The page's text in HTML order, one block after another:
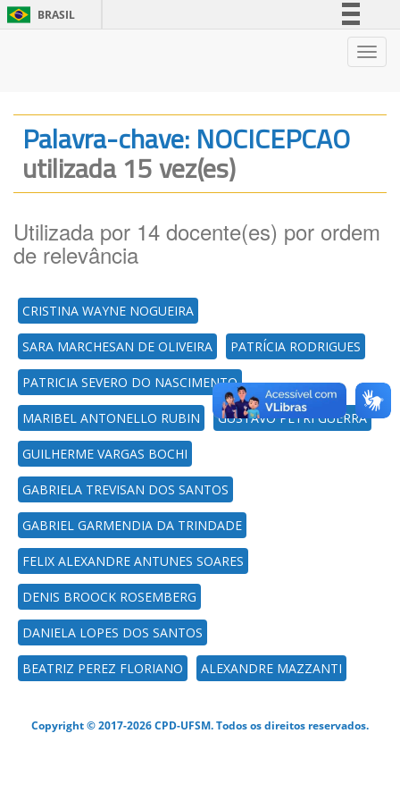
BRASIL
Legislação
Palavra-chave: NOCICEPCAO
utilizada 15 vez(es)
Utilizada por 14 docente(es) por ordem
de relevância
CRISTINA WAYNE NOGUEIRA
SARA MARCHESAN DE OLIVEIRA PATRÍCIA RODRIGUES
PATRICIA SEVERO DO NASCIMENTO
MARIBEL ANTONELLO RUBIN GUSTAVO PETRI GUERRA
GUILHERME VARGAS BOCHI
GABRIELA TREVISAN DOS SANTOS
GABRIEL GARMENDIA DA TRINDADE
FELIX ALEXANDRE ANTUNES SOARES
DENIS BROOCK ROSEMBERG
DANIELA LOPES DOS SANTOS
BEATRIZ PEREZ FLORIANO ALEXANDRE MAZZANTI
Copyright © 2017-2026 CPD-UFSM. Todos os direitos reservados.